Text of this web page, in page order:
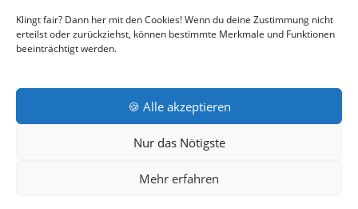
Klingt fair? Dann her mit den Cookies! Wenn du deine Zustimmung nicht
erteilst oder zurückziehst, können bestimmte Merkmale und Funktionen
beeinträchtigt werden.
🍪 Alle akzeptieren
Nur das Nötigste
Mehr erfahren
Make Greece Great Again καπέλο -
€29,90
DATENSCHUTZERKLÄRUNG
RÜCKNAHMEBEDINGUNGEN